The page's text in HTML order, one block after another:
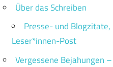
Über das Schreiben
Presse- und Blogzitate,
Leser*innen-Post
Vergessene Bejahungen